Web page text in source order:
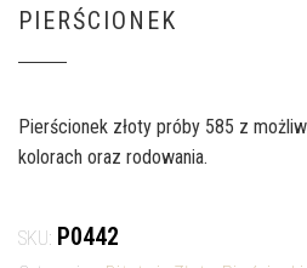
PIERŚCIONEK
Pierścionek złoty próby 585 z
kolorach oraz rodowania.
SKU: P0442